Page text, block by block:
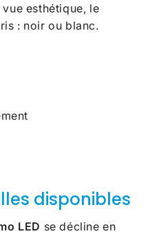
esthétique, le
: noir ou blanc.
disponibles
LED se décline en